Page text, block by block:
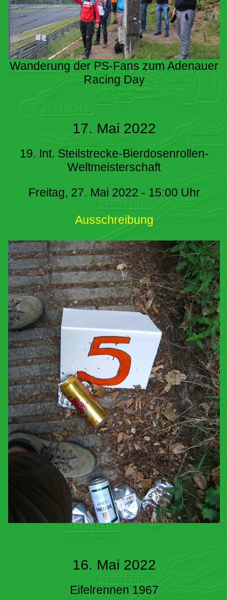
Wanderung der PS-Fans zum Adenauer
Racing Day
17. Mai 2022
19. Int. Steilstrecke-Bierdosenrollen-
Weltmeisterschaft
Freitag, 27. Mai 2022 - 15:00 Uhr
Ausschreibung
16. Mai 2022
Eifelrennen 1967